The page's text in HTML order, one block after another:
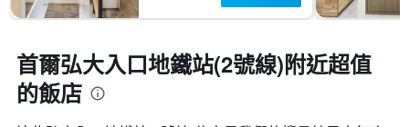
首爾弘大入口地鐵站(2號線)附近超值
的飯店